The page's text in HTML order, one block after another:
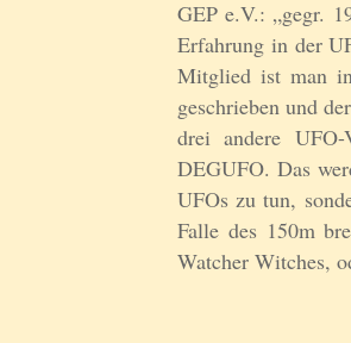
GEP e.V.: „gegr.
Erfahrung in der
Mitglied ist man
geschrieben und
drei andere
DEGUFO. Das
UFOs zu tun,
Falle des 150m
Watcher Witches,